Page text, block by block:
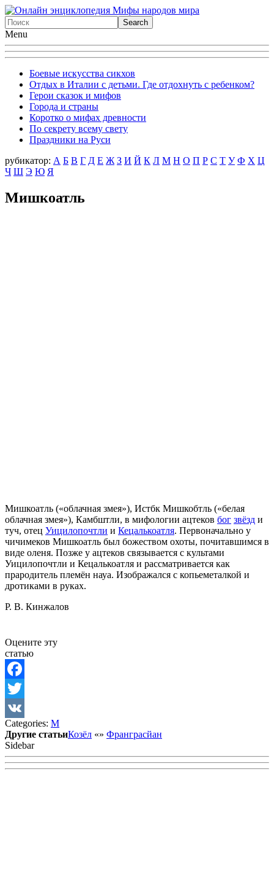
Menu
Боевые искусства сикхов
Отдых в Италии с детьми. Где отдохнуть с ребенком?
Герои сказок и мифов
Города и страны
Коротко о мифах древности
По секрету всему свету
Праздники на Руси
рубикатор: А Б В Г Д Е Ж З И Й К Л М Н О П Р С Т У Ф X Ц
Ч Ш Э Ю Я
Мишкоатль
Мишкоатль («облачная змея»), Истбк Мишкобтль («белая
облачная змея»), Камбштли, в мифологии ацтеков бог звёзд и
туч, отец Уицилопочтли и Кецалькоатля. Первоначально у
чичимеков Мишкоатль был божеством охоты, почитавшимся в
виде оленя. Позже у ацтеков связывается с культами
Уицилопочтли и Кецалькоатля и рассматривается как
прародитель племён науа. Изображался с копьеметалкой и
дротиками в руках.
Р. В. Кинжалов
Оцените эту
статью
Facebook
Twitter
VK
Categories: М
Другие статьиКозёл «» Франграсйан
Sidebar